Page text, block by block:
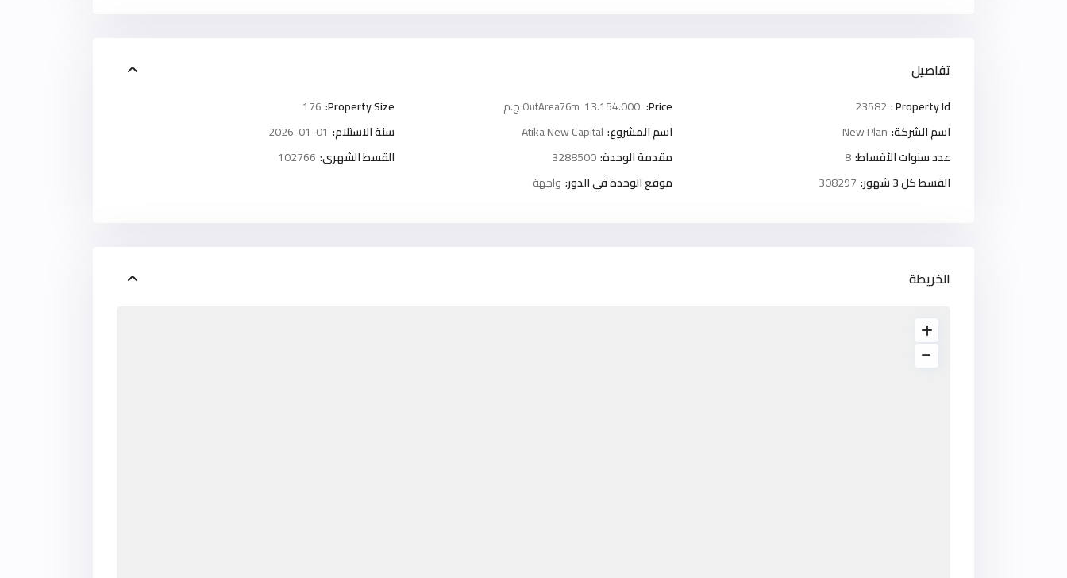
تفاصيل
Property Id :
23582
Price: 13.154.000 ج.م Property Size:
176
اسم الشركة: New Plan اسم المشروع: Atika New Capital سنة الاستلام: 2026-01-01
عدد سنوات الأقساط:8 مقدمة الوحدة:3288500 القسط الشهرى: 102766
القسط كل 3 شهور:
308297 موقع الوحدة في الدور: واجهة
الخريطة